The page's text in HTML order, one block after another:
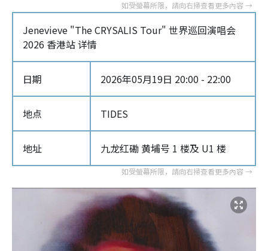
Jenevieve "The CRYSALIS Tour" 世界巡回演唱会
2026 香港站 详情
日期 2026年05月19日 20:00 - 22:00
地点 TIDES
地址 九龙红磡 黄埔号 1 楼及 U1 楼